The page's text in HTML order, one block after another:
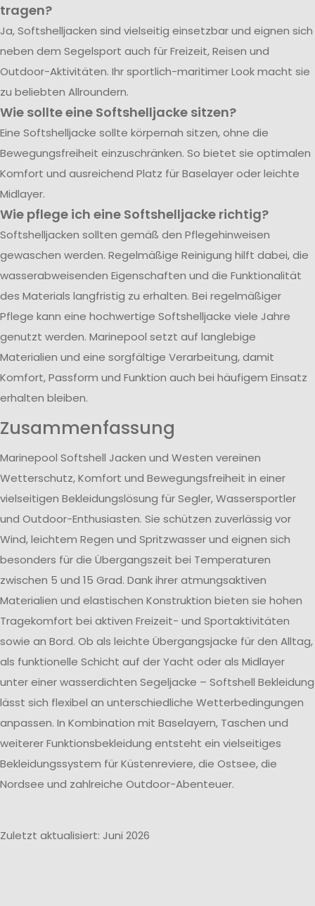
tragen?
Ja, Softshelljacken sind vielseitig einsetzbar und eignen sich
neben dem Segelsport auch für Freizeit, Reisen und
Outdoor-Aktivitäten. Ihr sportlich-maritimer Look macht sie
zu beliebten Allroundern.
Wie sollte eine Softshelljacke sitzen?
Eine Softshelljacke sollte körpernah sitzen, ohne die
Bewegungsfreiheit einzuschränken. So bietet sie optimalen
Komfort und ausreichend Platz für Baselayer oder leichte
Midlayer.
Wie pflege ich eine Softshelljacke richtig?
Softshelljacken sollten gemäß den Pflegehinweisen
gewaschen werden. Regelmäßige Reinigung hilft dabei, die
wasserabweisenden Eigenschaften und die Funktionalität
des Materials langfristig zu erhalten. Bei regelmäßiger
Pflege kann eine hochwertige Softshelljacke viele Jahre
genutzt werden. Marinepool setzt auf langlebige
Materialien und eine sorgfältige Verarbeitung, damit
Komfort, Passform und Funktion auch bei häufigem Einsatz
erhalten bleiben.
Zusammenfassung
Marinepool Softshell Jacken und Westen vereinen
Wetterschutz, Komfort und Bewegungsfreiheit in einer
vielseitigen Bekleidungslösung für Segler, Wassersportler
und Outdoor-Enthusiasten. Sie schützen zuverlässig vor
Wind, leichtem Regen und Spritzwasser und eignen sich
besonders für die Übergangszeit bei Temperaturen
zwischen 5 und 15 Grad. Dank ihrer atmungsaktiven
Materialien und elastischen Konstruktion bieten sie hohen
Tragekomfort bei aktiven Freizeit- und Sportaktivitäten
sowie an Bord. Ob als leichte Übergangsjacke für den Alltag,
als funktionelle Schicht auf der Yacht oder als Midlayer
unter einer wasserdichten Segeljacke – Softshell Bekleidung
lässt sich flexibel an unterschiedliche Wetterbedingungen
anpassen. In Kombination mit Baselayern, Taschen und
weiterer Funktionsbekleidung entsteht ein vielseitiges
Bekleidungssystem für Küstenreviere, die Ostsee, die
Nordsee und zahlreiche Outdoor-Abenteuer.
Zuletzt aktualisiert: Juni 2026